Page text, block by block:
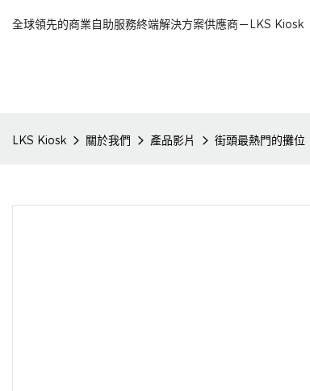
全球領先的商業自助服務終端解決方案供應商－LKS Kiosk
LKS Kiosk 關於我們 產品影片 街頭最熱門的攤